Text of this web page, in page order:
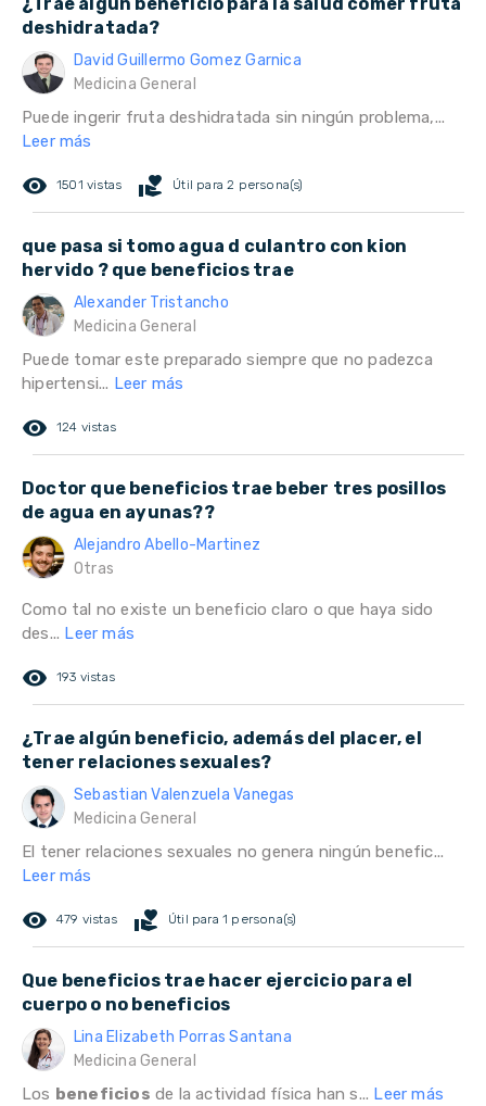
¿Trae algún beneficio para la salud comer fruta
deshidratada?
David Guillermo Gomez Garnica
Medicina General
Puede ingerir fruta deshidratada sin ningún problema,...
Leer más
remove_red_eye 1501 vistas volunteer_activism Útil para 2 persona(s)
que pasa si tomo agua d culantro con kion
hervido ? que beneficios trae
Alexander Tristancho
Medicina General
Puede tomar este preparado siempre que no padezca
hipertensi... Leer más
remove_red_eye 124 vistas
Doctor que beneficios trae beber tres posillos
de agua en ayunas??
Alejandro Abello-Martinez
Otras
Como tal no existe un beneficio claro o que haya sido
des... Leer más
remove_red_eye 193 vistas
¿Trae algún beneficio, además del placer, el
tener relaciones sexuales?
Sebastian Valenzuela Vanegas
Medicina General
El tener relaciones sexuales no genera ningún benefic...
Leer más
remove_red_eye 479 vistas volunteer_activism Útil para 1 persona(s)
Que beneficios trae hacer ejercicio para el
cuerpo o no beneficios
Lina Elizabeth Porras Santana
Medicina General
Los beneficios de la actividad física han s... Leer más